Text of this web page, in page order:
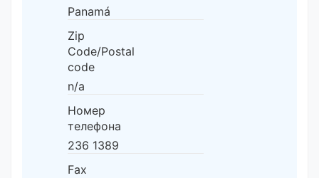
Panamá
Zip
Code/Postal
code
n/a
Номер
телефона
236 1389
Fax